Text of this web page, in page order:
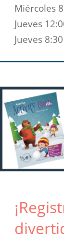
Miércoles
Jueves
Jueves